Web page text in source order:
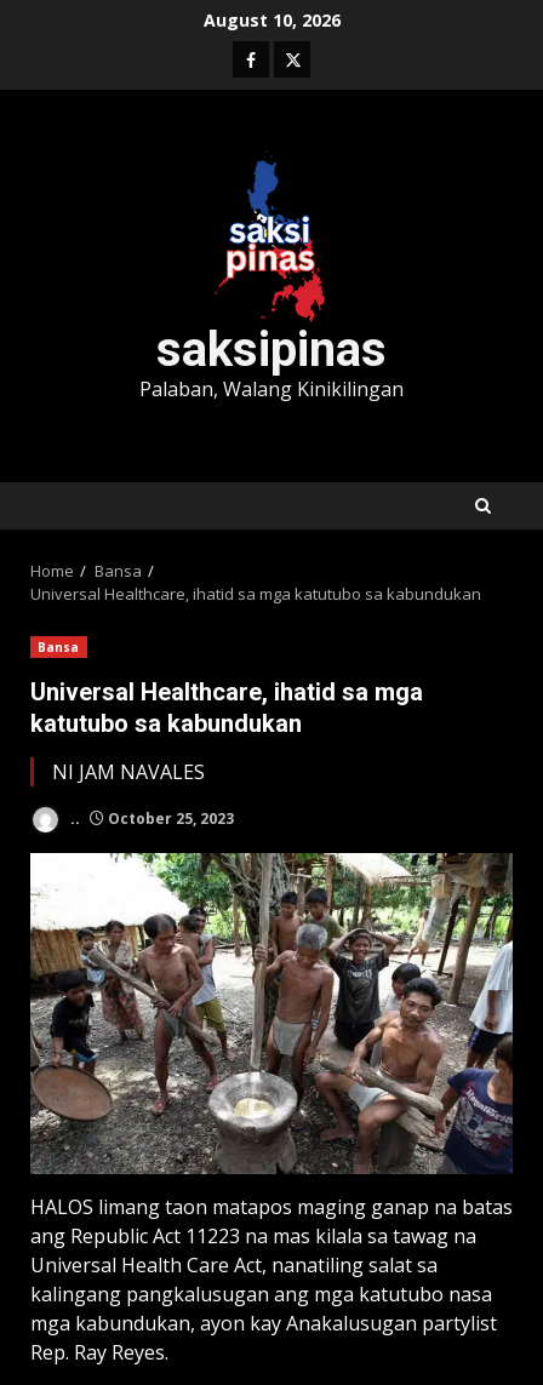
August 10, 2026
Facebook
Twitter
saksipinas
Palaban, Walang Kinikilingan
Home
Bansa
Universal Healthcare, ihatid sa mga katutubo sa kabundukan
Bansa
Universal Healthcare, ihatid sa mga
katutubo sa kabundukan
NI JAM NAVALES
.. October 25, 2023
HALOS limang taon matapos maging ganap na batas
ang Republic Act 11223 na mas kilala sa tawag na
Universal Health Care Act, nanatiling salat sa
kalingang pangkalusugan ang mga katutubo nasa
mga kabundukan, ayon kay Anakalusugan partylist
Rep. Ray Reyes.